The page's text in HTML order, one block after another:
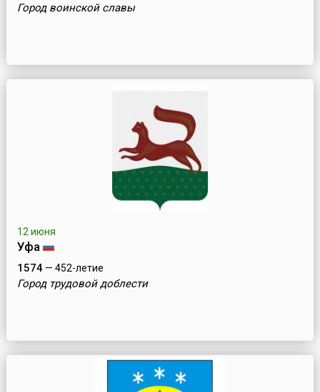
Город воинской славы
12 июня
Уфа
1574— 452-летие
Город трудовой доблести